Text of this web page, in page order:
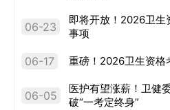
06-23
即将开放！2026卫生
事项
06-17 重磅！2026卫生资格
06-05
医护有望涨薪！卫健
破“一考定终身”